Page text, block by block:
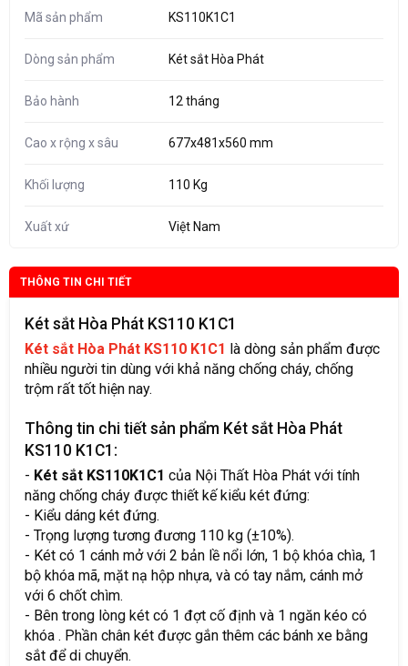
THÔNG TIN CHI TIẾT
Két sắt Hòa Phát KS110 K1C1
Két sắt Hòa Phát KS110 K1C1 là dòng sản phẩm được
nhiều người tin dùng với khả năng chống cháy, chống
trộm rất tốt hiện nay.
Thông tin chi tiết sản phẩm Két sắt Hòa Phát
KS110 K1C1:
- Két sắt KS110K1C1 của Nội Thất Hòa Phát với tính
năng chống cháy được thiết kế kiểu két đứng:
- Kiểu dáng két đứng.
- Trọng lượng tương đương 110 kg (±10%).
- Két có 1 cánh mở với 2 bản lề nổi lớn, 1 bộ khóa chìa, 1
bộ khóa mã, mặt nạ hộp nhựa, và có tay nắm, cánh mở
với 6 chốt chìm.
- Bên trong lòng két có 1 đợt cố định và 1 ngăn kéo có
khóa . Phần chân két được gắn thêm các bánh xe bằng
sắt để di chuyển.
Mã sản phẩm KS110K1C1
Dòng sản phẩm Két sắt Hòa Phát
Bảo hành 12 tháng
Cao x rộng x sâu 677x481x560 mm
Khối lượng 110 Kg
Xuất xứ Việt Nam